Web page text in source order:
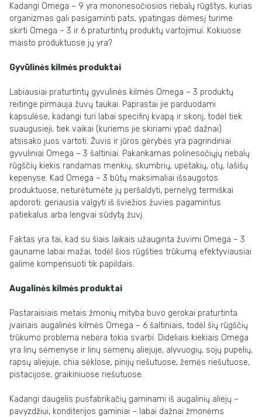
Kadangi Omega – 9 yra mononesočiosios riebalų rūgštys, kurias
organizmas gali pasigaminti pats, ypatingas dėmesį turime
skirti Omega – 3 ir 6 praturtintų produktų vartojimui. Kokiuose
maisto produktuose jų yra?
Gyvūlinės kilmės produktai
Labiausiai praturtintų gyvulinės kilmės Omega – 3 produktų
reitinge pirmauja žuvų taukai. Paprastai jie parduodami
kapsulėse, kadangi turi labai specifinį kvapą ir skonį, todėl tiek
suaugusieji, tiek vaikai (kuriems jie skiriami ypač dažnai)
atsisako juos vartoti. Žuvis ir jūros gėrybės yra pagrindiniai
gyvuliniai Omega – 3 šaltiniai. Pakankamas polinesočiųjų riebalų
rūgščių kiekis randamas menkių, skumbrių, upėtakių, otų, lašišų
kepenyse. Kad Omega – 3 būtų maksimaliai išsaugotos
produktuose, neturėtumėte jų peršaldyti, pernelyg termiškai
apdoroti: geriausia valgyti iš šviežios žuvies pagamintus
patiekalus arba lengvai sūdytą žuvį.
Faktas yra tai, kad su šiais laikais užauginta žuvimi Omega – 3
gauname labai mažai, todėl šios rūgšties trūkumą efektyviausiai
galime kompensuoti tik papildais.
Augalinės kilmės produktai
Pastaraisiais metais žmonių mityba buvo gerokai praturtinta
įvairiais augalinės kilmės Omega – 6 šaltiniais, todėl šių rūgščių
trūkumo problema nebėra tokia svarbi. Dideliais kiekiais Omega
yra linų sėmenyse ir linų sėmenų aliejuje, alyvuogių, sojų pupelių,
rapsų aliejuje, chia sėklose, pinijų riešutuose, žemės riešutuose,
pistacijose, graikiniuose riešutuose.
Kadangi daugelis pusfabrikačių gaminami iš augalinių aliejų –
pavyzdžiui, konditerijos gaminiai – labai dažnai žmonėms